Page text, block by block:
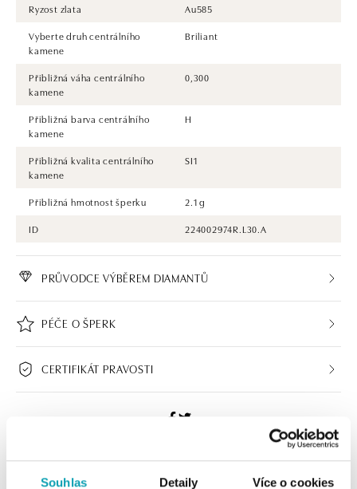
Souhlas Detaily Více o cookies
Ryzost zlata
Au585
Vyberte druh centrálního
kamene
Briliant
Přibližná váha centrálního
kamene
0,300
Přibližná barva centrálního
kamene
H
Přibližná kvalita centrálního
kamene
SI1
Přibližná hmotnost šperku
2.1 g
ID
224002974R.L30.A
PRŮVODCE VÝBĚREM DIAMANTŮ
PÉČE O ŠPERK
CERTIFIKÁT PRAVOSTI
ALO BUTIKY